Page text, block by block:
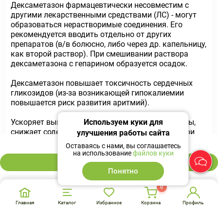
197 ₽
В корзину
Дексаметазон фармацевтически несовместим с
другими лекарственными средствами (ЛС) - могут
образоваться нерастворимые соединения. Его
рекомендуется вводить отдельно от других
препаратов (в/в болюсно, либо через др. капельницу,
как второй раствор). При смешивании раствора
дексаметазона с гепарином образуется осадок.
Дексаметазон повышает токсичность сердечных
гликозидов (из-за возникающей гипокалиемии
повышается риск развития аритмий).
Ускоряет выведениеацетилсалициловой кислоты,
снижает содержание ее метаболитов в крови (при
отмене дексаметазона концентрация салицилатов в
крови увеличивается и возрастает риск развития
При одновременном применении сживыми
противовирусными вакцинами
и на фоне др. видов
иммунизаций увеличивает риск активации вирусов и
Главная Каталог Избранное Корзина
0
Профиль
Используем куки для
улучшения работы сайта
Оставаясь с нами, вы соглашаетесь
на использованиефайлов куки
Понятно